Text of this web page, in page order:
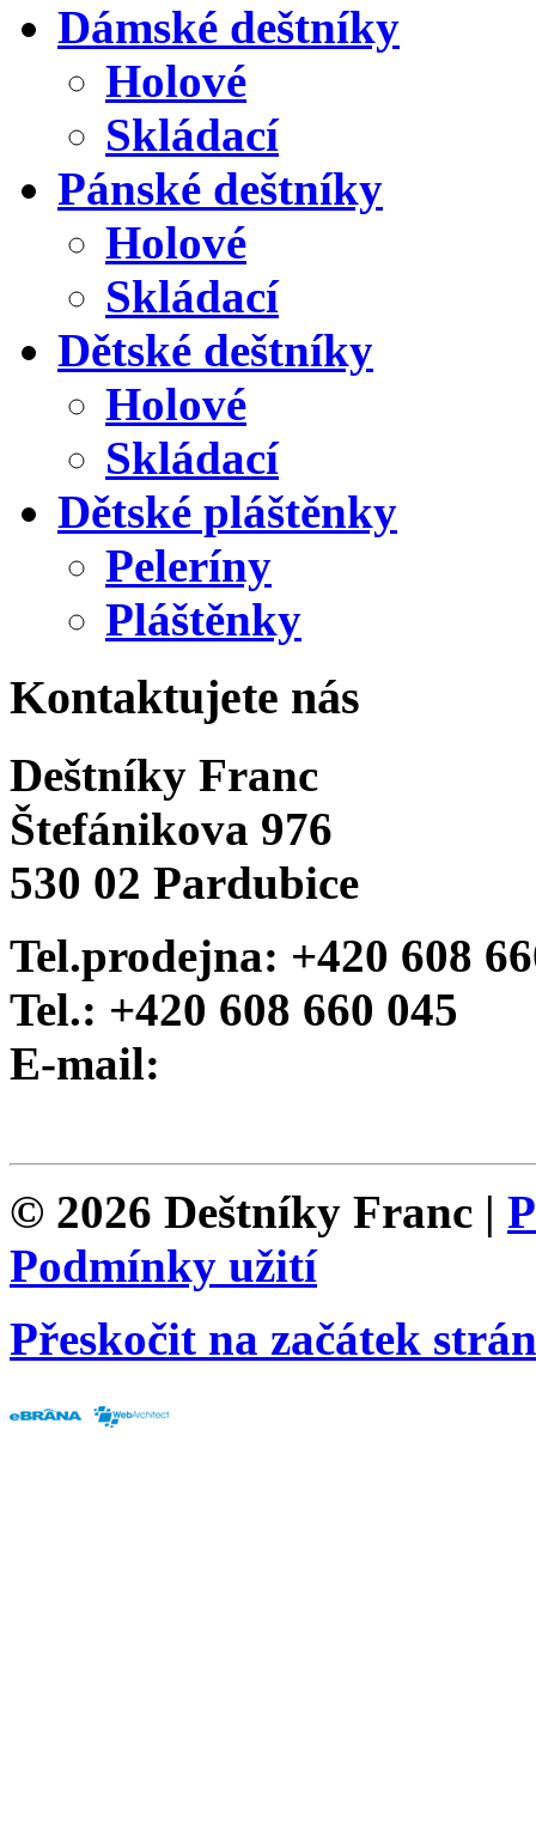
Dámské deštníky
Holové
Skládací
Pánské deštníky
Holové
Skládací
Dětské deštníky
Holové
Skládací
Dětské pláštěnky
Peleríny
Pláštěnky
Kontaktujete nás
Deštníky Franc
Štefánikova 976
530 02 Pardubice
Tel.prodejna: +420 608
Tel.: +420 608 660 045
E-mail:
© 2026 Deštníky Franc |
Podmínky užití
Přeskočit na začátek